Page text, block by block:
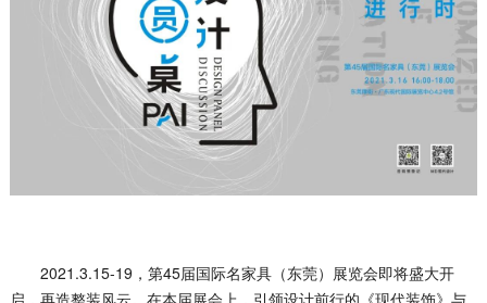
2021.3.15-19，第45届国际名家具（东莞）展览会即将盛大开